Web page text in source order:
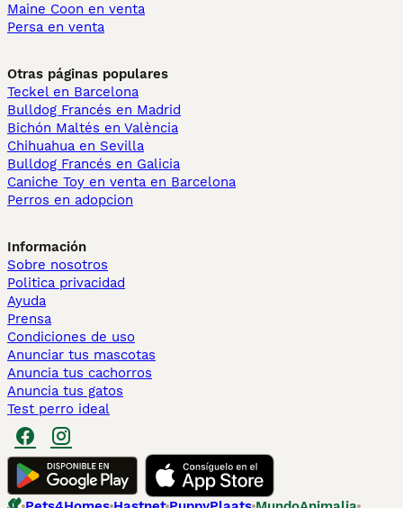
Maine Coon en venta
Persa en venta
Otras páginas populares
Teckel en Barcelona
Bulldog Francés en Madrid
Bichón Maltés en València
Chihuahua en Sevilla
Bulldog Francés en Galicia
Caniche Toy en venta en Barcelona
Perros en adopcion
Información
Sobre nosotros
Politica privacidad
Ayuda
Prensa
Condiciones de uso
Anunciar tus mascotas
Anuncia tus cachorros
Anuncia tus gatos
Test perro ideal